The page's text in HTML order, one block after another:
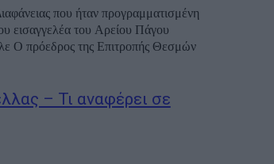
που ήταν προγραμματισμένη
εισαγγελέα του Αρείου Πάγου
Ο πρόεδρος της Επιτροπής Θεσμών
– Τι αναφέρει σε